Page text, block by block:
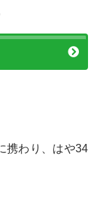
携わり、はや34